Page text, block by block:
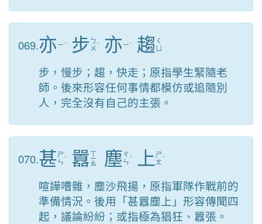
069.亦 ㄧˋ 步 ㄅ
ㄨ ˋ 亦 ㄧˋ 趨 ㄑ
步，慢步；趨，快走；原指學生緊隨老
師。後來形容任何事情都模仿或追隨別
人，完全沒有自己的主張。
070.甚ㄕ
ㄣˋ 囂 ㄒ
ㄧ
ㄠ 塵ㄔ
ㄣ ˊ 上 ㄕ
ㄤˋ
喧譁嘈雜，塵沙飛揚，原指軍隊作戰前的
準備情況。後用「甚囂塵上」形容傳聞四
起，議論紛紛；或指極為猖狂、囂張。